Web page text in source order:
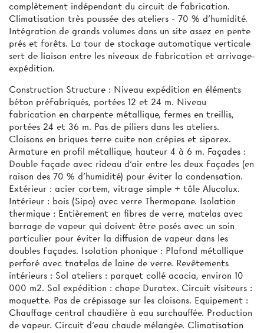
complètement indépendant du circuit de fabrication.
Climatisation très poussée des ateliers - 70 % d’humidité.
Intégration de grands volumes dans un site assez en pente
prés et forêts. La tour de stockage automatique verticale
sert de liaison entre les niveaux de fabrication et arrivage-
expédition.
Construction Structure : Niveau expédition en éléments
béton préfabriqués, portées 12 et 24 m. Niveau
fabrication en charpente métallique, fermes en treillis,
portées 24 et 36 m. Pas de piliers dans les ateliers.
Cloisons en briques terre cuite non crépies et siporex.
Armature en profil métallique, hauteur 4 à 6 m. Façades :
Double façade avec rideau d’air entre les deux façades (en
raison des 70 % d’humidité) pour éviter la condensation.
Extérieur : acier cortem, vitrage simple + tôle Alucolux.
Intérieur : bois (Sipo) avec verre Thermopane. Isolation
thermique : Entièrement en fibres de verre, matelas avec
barrage de vapeur qui doivent être posés avec un soin
particulier pour éviter la diffusion de vapeur dans les
doubles façades. Isolation phonique : Plafond métallique
perforé avec tnatelas de laine de verre. Revêtements
intérieurs : Sol ateliers : parquet collé acacia, environ 10
000 m2. Sol expédition : chape Duratex. Circuit visiteurs :
moquette. Pas de crépissage sur les cloisons. Equipement :
Chauffage central chaudière à eau surchauffée. Production
de vapeur. Circuit d’eau chaude mélangée. Climatisation